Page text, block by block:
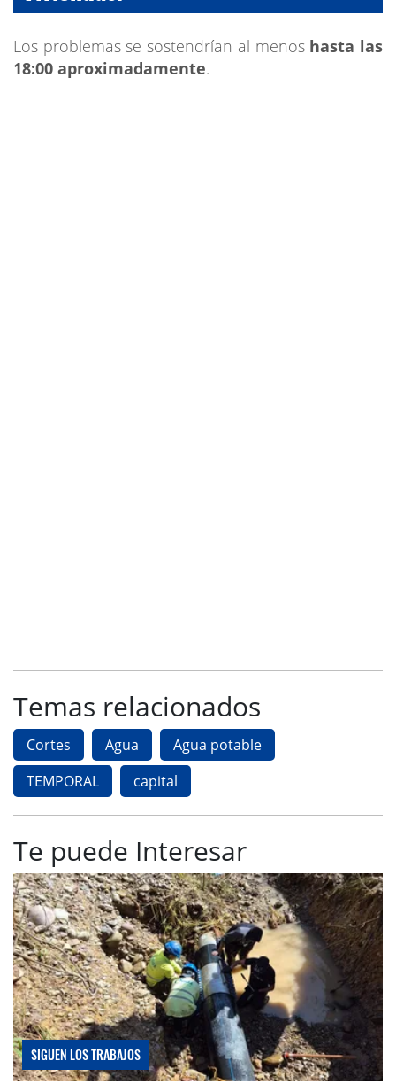
Los problemas se sostendrían al menos hasta las
18:00 aproximadamente.
Temas relacionados
Cortes Agua
Agua potable
TEMPORAL
capital
Te puede Interesar
SIGUEN LOS TRABAJOS